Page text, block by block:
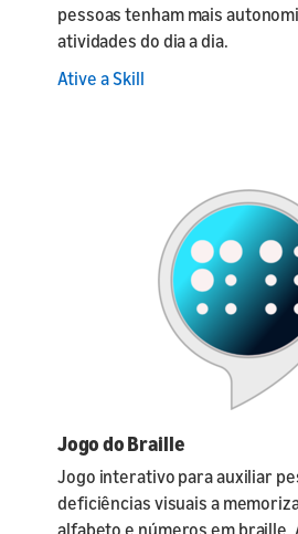
pessoas tenham mais
atividades do dia a dia.
Ative a Skill
Jogo do Braille
Jogo interativo para auxiliar
deficiências visuais a
alfabeto e números em braille.